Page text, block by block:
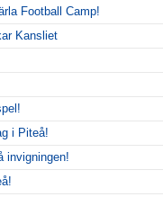
Football Camp!
Kansliet
i Piteå!
invigningen!